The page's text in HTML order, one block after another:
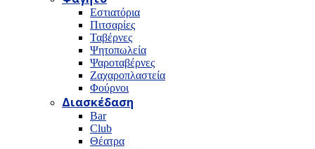
Εστιατόρια
Πιτσαρίες
Ταβέρνες
Ψητοπωλεία
Ψαροταβέρνες
Ζαχαροπλαστεία
Φούρνοι
Διασκέδαση
Bar
Club
Θέατρα